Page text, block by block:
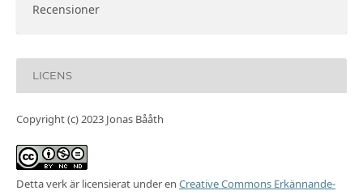
Recensioner
LICENS
Copyright (c) 2023 Jonas Bååth
Detta verk är licensierat under en Creative Commons Erkännande-